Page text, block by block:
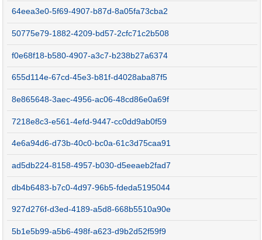
64eea3e0-5f69-4907-b87d-8a05fa73cba2
50775e79-1882-4209-bd57-2cfc71c2b508
f0e68f18-b580-4907-a3c7-b238b27a6374
655d114e-67cd-45e3-b81f-d4028aba87f5
8e865648-3aec-4956-ac06-48cd86e0a69f
7218e8c3-e561-4efd-9447-cc0dd9ab0f59
4e6a94d6-d73b-40c0-bc0a-61c3d75caa91
ad5db224-8158-4957-b030-d5eeaeb2fad7
db4b6483-b7c0-4d97-96b5-fdeda5195044
927d276f-d3ed-4189-a5d8-668b5510a90e
5b1e5b99-a5b6-498f-a623-d9b2d52f59f9